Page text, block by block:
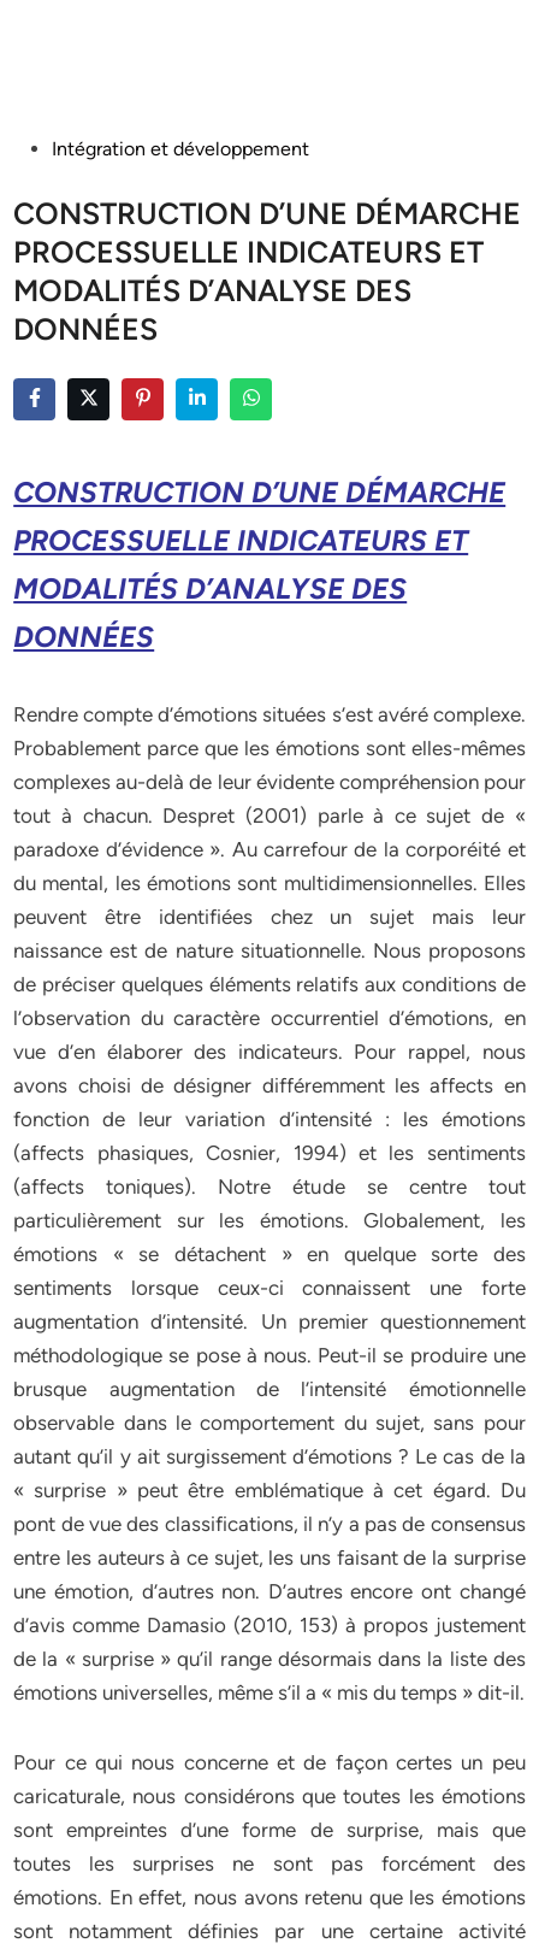
PostedIntégration et développement
CONSTRUCTION D’UNE DÉMARCHE
PROCESSUELLE INDICATEURS ET
MODALITÉS D’ANALYSE DES
DONNÉES
CONSTRUCTION D’UNE DÉMARCHE
PROCESSUELLE INDICATEURS ET
MODALITÉS D’ANALYSE DES
DONNÉES
Rendre compte d’émotions situées s’est avéré complexe.
Probablement parce que les émotions sont elles-mêmes
complexes au-delà de leur évidente compréhension pour
tout à chacun. Despret (2001) parle à ce sujet de «
paradoxe d’évidence ». Au carrefour de la corporéité et
du mental, les émotions sont multidimensionnelles. Elles
peuvent être identifiées chez un sujet mais leur
naissance est de nature situationnelle. Nous proposons
de préciser quelques éléments relatifs aux conditions de
l’observation du caractère occurrentiel d’émotions, en
vue d’en élaborer des indicateurs. Pour rappel, nous
avons choisi de désigner différemment les affects en
fonction de leur variation d’intensité : les émotions
(affects phasiques, Cosnier, 1994) et les sentiments
(affects toniques). Notre étude se centre tout
particulièrement sur les émotions. Globalement, les
émotions « se détachent » en quelque sorte des
sentiments lorsque ceux-ci connaissent une forte
augmentation d’intensité. Un premier questionnement
méthodologique se pose à nous. Peut-il se produire une
brusque augmentation de l’intensité émotionnelle
observable dans le comportement du sujet, sans pour
autant qu’il y ait surgissement d’émotions ? Le cas de la
« surprise » peut être emblématique à cet égard. Du
pont de vue des classifications, il n’y a pas de consensus
entre les auteurs à ce sujet, les uns faisant de la surprise
une émotion, d’autres non. D’autres encore ont changé
d’avis comme Damasio (2010, 153) à propos justement
de la « surprise » qu’il range désormais dans la liste des
émotions universelles, même s’il a « mis du temps » dit-il.
Pour ce qui nous concerne et de façon certes un peu
caricaturale, nous considérons que toutes les émotions
sont empreintes d’une forme de surprise, mais que
toutes les surprises ne sont pas forcément des
émotions. En effet, nous avons retenu que les émotions
sont notamment définies par une certaine activité